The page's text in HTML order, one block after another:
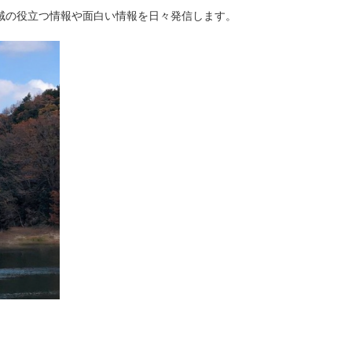
役立つ情報や面白い情報を日々発信します。